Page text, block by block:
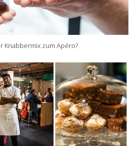
Knabbermix zum Apéro?